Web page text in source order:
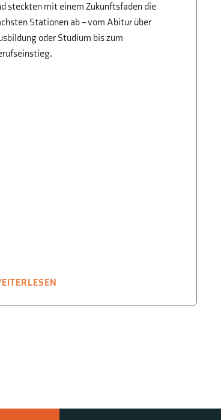
steckten mit einem Zukunftsfaden die
Stationen ab – vom Abitur über
oder Studium bis zum